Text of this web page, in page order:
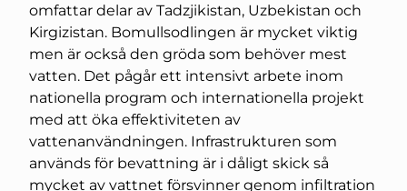
omfattar delar av Tadzjikistan, Uzbekistan och
Kirgizistan. Bomullsodlingen är mycket viktig
men är också den gröda som behöver mest
vatten. Det pågår ett intensivt arbete inom
nationella program och internationella projekt
med att öka effektiviteten av
vattenanvändningen. Infrastrukturen som
används för bevattning är i dåligt skick så
mycket av vattnet försvinner genom infiltration